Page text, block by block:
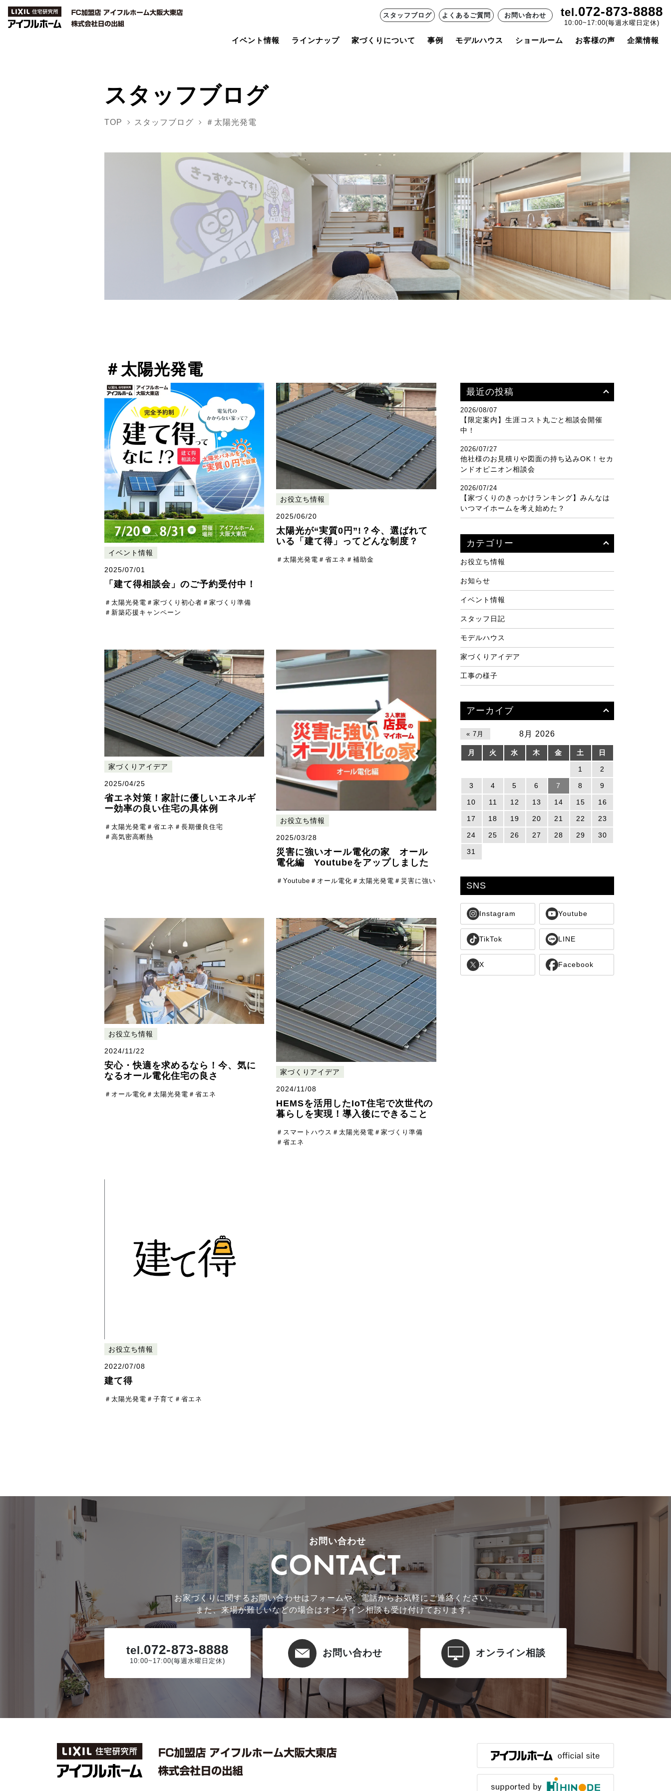
イベント情報 ラインナップ 家づくりについて 事例 モデルハウス ショールーム お客様の声 企業情報
スタッフブログ よくあるご質問 お問い合わせ tel.072-873-8888
10:00~17:00(毎週水曜日定休)
スタッフブログ
TOP スタッフブログ ＃太陽光発電
＃太陽光発電
イベント情報
2025/07/01
「建て得相談会」のご予約受付中！
＃太陽光発電 ＃家づくり初心者 ＃家づくり準備
＃新築応援キャンペーン
お役立ち情報
2025/06/20
太陽光が“実質0円”!？今、選ばれて
いる「建て得」ってどんな制度？
＃太陽光発電 ＃省エネ ＃補助金
家づくりアイデア
2025/04/25
省エネ対策！家計に優しいエネルギ
ー効率の良い住宅の具体例
＃太陽光発電 ＃省エネ ＃長期優良住宅
＃高気密高断熱
お役立ち情報
2025/03/28
災害に強いオール電化の家 オール
電化編 Youtubeをアップしました
＃Youtube ＃オール電化 ＃太陽光発電 ＃災害に強い
お役立ち情報
2024/11/22
安心・快適を求めるなら！今、気に
なるオール電化住宅の良さ
＃オール電化 ＃太陽光発電 ＃省エネ
家づくりアイデア
2024/11/08
HEMSを活用したIoT住宅で次世代の
暮らしを実現！導入後にできること
＃スマートハウス ＃太陽光発電 ＃家づくり準備
＃省エネ
お役立ち情報
2022/07/08
建て得
＃太陽光発電 ＃子育て ＃省エネ
最近の投稿
2026/08/07
【限定案内】生涯コスト丸ごと相談会開催
中！
2026/07/27
他社様のお見積りや図面の持ち込みOK！セカ
ンドオピニオン相談会
2026/07/24
【家づくりのきっかけランキング】みんなは
いつマイホームを考え始めた？
カテゴリー
お役立ち情報
お知らせ
イベント情報
スタッフ日記
モデルハウス
家づくりアイデア
工事の様子
アーカイブ
8月 2026
月 火 水 木 金 土 日
1 2
3 4 5 6 7 8 9
10 11 12 13 14 15 16
17 18 19 20 21 22 23
24 25 26 27 28 29 30
31
« 7月
SNS
Instagram Youtube
TikTok LINE
X Facebook
CONTACT
お問い合わせ
お家づくりに関するお問い合わせはフォームや、電話からお気軽にご連絡ください。
また、来場が難しいなどの場合はオンライン相談も受け付けております。
tel.072-873-8888
10:00~17:00(毎週水曜日定休)
お問い合わせ オンライン相談